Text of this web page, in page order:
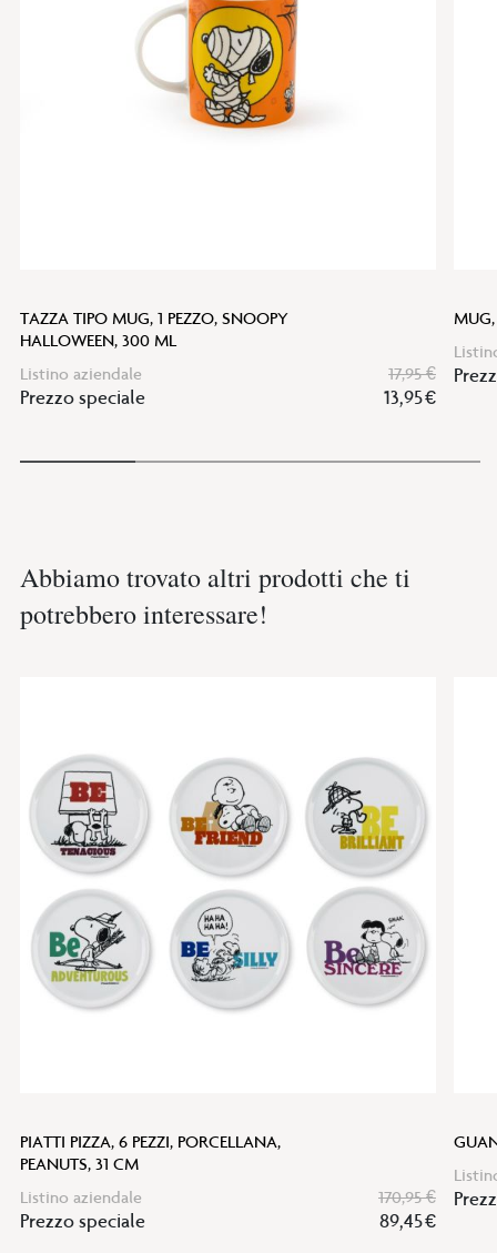
TAZZA TIPO MUG, 1 PEZZO, SNOOPY
HALLOWEEN, 300 ML
Listino aziendale
17,95 €
Prezzo speciale 13,95 €
Abbiamo trovato altri prodotti che ti
potrebbero interessare!
PIATTI PIZZA, 6 PEZZI, PORCELLANA,
PEANUTS, 31 CM
Listino aziendale
170,95 €
Prezzo speciale 89,45 €